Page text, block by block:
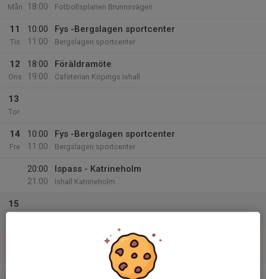
Mån
18:00
Fotbollsplanen Brunnsvägen
11
Tis
10:00
11:00
Fys -Bergslagen sportcenter
Bergslagen sportcenter
12
Ons
18:00
19:00
Föräldramöte
Cafeterian Köpings ishall
13
Tor
14
Fre
10:00
11:00
Fys -Bergslagen sportcenter
Bergslagen sportcenter
20:00
21:00
Ispass - Katrineholm
Ishall Katrineholm
15
v.34